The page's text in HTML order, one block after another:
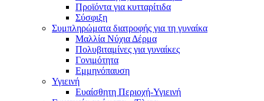
Προϊόντα για κυτταρίτιδα
Σύσφιξη
Συμπληρώματα διατροφής για τη γυναίκα
Μαλλία Νύχια Δέρμα
Πολυβιταμίνες για γυναίκες
Γονιμότητα
Εμμηνόπαυση
Υγιεινή
Ευαίσθητη Περιοχή-Υγιεινή